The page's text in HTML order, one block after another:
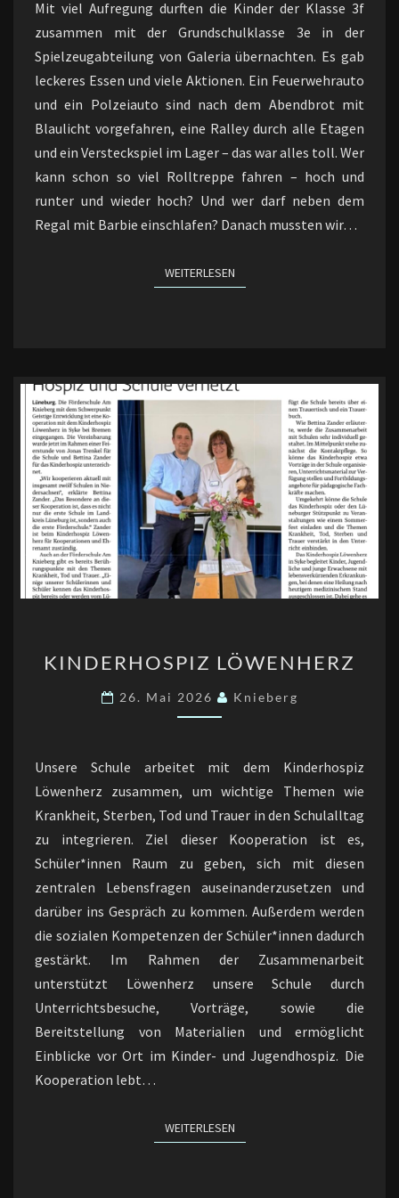
KOOP-
KLASSE
Mit viel Aufregung durften die Kinder der Klasse 3f
zusammen mit der Grundschulklasse 3e in der
Spielzeugabteilung von Galeria übernachten. Es gab
leckeres Essen und viele Aktionen. Ein Feuerwehrauto
und ein Polzeiauto sind nach dem Abendbrot mit
Blaulicht vorgefahren, eine Ralley durch alle Etagen
und ein Versteckspiel im Lager – das war alles toll. Wer
kann schon so viel Rolltreppe fahren – hoch und
runter und wieder hoch? Und wer darf neben dem
Regal mit Barbie einschlafen? Danach mussten wir…
WEITERLESENWEITERLESEN
LÖWENHERZ
KINDERHOSPIZ LÖWENHERZ
26. Mai 2026 Knieberg
Unsere Schule arbeitet mit dem Kinderhospiz
Löwenherz zusammen, um wichtige Themen wie
Krankheit, Sterben, Tod und Trauer in den Schulalltag
zu integrieren. Ziel dieser Kooperation ist es,
Schüler*innen Raum zu geben, sich mit diesen
zentralen Lebensfragen auseinanderzusetzen und
darüber ins Gespräch zu kommen. Außerdem werden
die sozialen Kompetenzen der Schüler*innen dadurch
gestärkt. Im Rahmen der Zusammenarbeit
unterstützt Löwenherz unsere Schule durch
Unterrichtsbesuche, Vorträge, sowie die
Bereitstellung von Materialien und ermöglicht
Einblicke vor Ort im Kinder- und Jugendhospiz. Die
Kooperation lebt…
WEITERLESENWEITERLESEN